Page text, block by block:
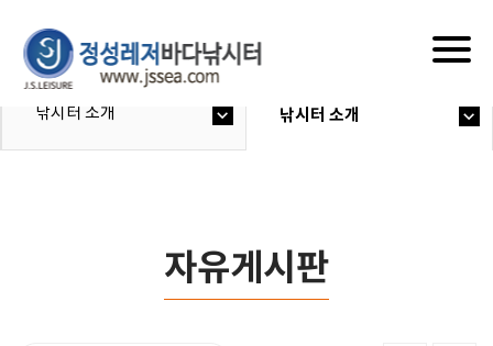
낚시터 소개 낚시터 소개
자유게시판